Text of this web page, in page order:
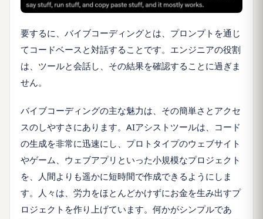
要するに、バイブコーディングとは、プロンプトを通じ
てコードベースと対話することです。エンジニアの役割
は、ツールと会話し、その結果を確認することに過ぎま
せん。
バイブコーディングの主な魅力は、その簡単さとアクセ
スのしやすさにあります。AIアシストツールは、コード
の生成を非常に迅速にし、プロトタイプのウェブサイト
やゲーム、ウェブアプリといった小規模なプロジェクト
を、人間よりも遥かに短時間で作成できるようにしま
す。人々は、労力をほとんどかけずにお金を生み出すプ
ロジェクトを作り上げています。何かがシンプルであ